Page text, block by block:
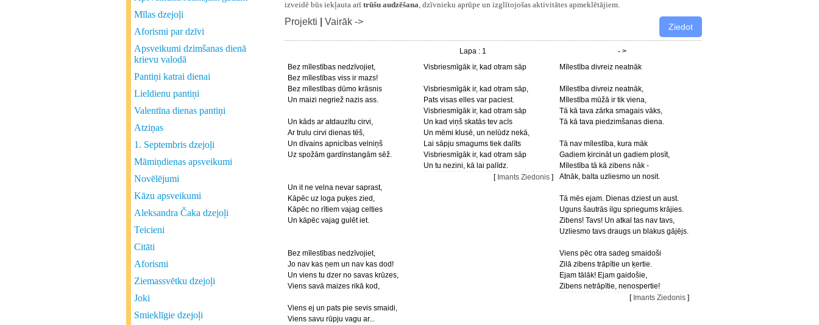
Mīlas dzejoļi
Aforismi par dzīvi
Apsveikumi dzimšanas dienā
krievu valodā
Pantiņi katrai dienai
Lieldienu pantiņi
Valentīna dienas pantiņi
Atziņas
1. Septembris dzejoļi
Māmiņdienas apsveikumi
Novēlējumi
Kāzu apsveikumi
Aleksandra Čaka dzejoļi
Teicieni
Citāti
Aforismi
Ziemassvētku dzejoļi
Joki
Smieklīgie dzejoļi
izveidē būs iekļauta arī trūšu audzēšana, dzīvnieku aprūpe un izglītojošas aktivitātes apmeklētājiem.
Projekti Vairāk ->
Lapa : 1
- >
Bez mīlestības nedzīvojiet,
Bez mīlestības viss ir mazs!
Bez mīlestības dūmo krāsnis
Un maizi negriež nazis ass.
Un kāds ar atdauzītu cirvi,
Ar trulu cirvi dienas tēš,
Un dīvains apnicības velniņš
Uz spožām gardīnstangām sēž.
Un it ne velna nevar saprast,
Kāpēc uz loga puķes zied,
Kāpēc no rītiem vajag celties
Un kāpēc vajag gulēt iet.
Bez mīlestības nedzīvojiet,
Jo nav kas ņem un nav kas dod!
Un viens tu dzer no savas krūzes,
Viens savā maizes rikā kod,
Viens ej un pats pie sevis smaidi,
Viens savu rūpju vagu ar...
Visbriesmīgāk ir, kad otram sāp
Visbriesmīgāk ir, kad otram sāp,
Pats visas elles var paciest.
Visbriesmīgāk ir, kad otram sāp
Un kad viņš skatās tev acīs
Un mēmi klusē, un nelūdz nekā,
Lai sāpju smagums tiek dalīts
Visbriesmīgāk ir, kad otram sāp
Un tu nezini, kā lai palīdz.
[ Imants Ziedonis ]
Mīlestība divreiz neatnāk
Mīlestība divreiz neatnāk,
Mīlestība mūžā ir tik viena,
Tā kā tava zārka smagais vāks,
Tā kā tava piedzimšanas diena.
Tā nav mīlestība, kura māk
Gadiem ķircināt un gadiem plosīt,
Mīlestība tā kā zibens nāk -
Atnāk, balta uzliesmo un nosit.
Tā mēs ejam. Dienas dziest un aust.
Uguns šautrās ilgu spriegums krājies.
Zibens! Tavs! Un atkal tas nav tavs,
Uzliesmo tavs draugs un blakus gājējs.
Viens pēc otra sadeg smaidoši
Zilā zibens trāpītie un ķertie.
Ejam tālāk! Ejam gaidošie,
Zibens netrāpītie, nenospertie!
[ Imants Ziedonis ]